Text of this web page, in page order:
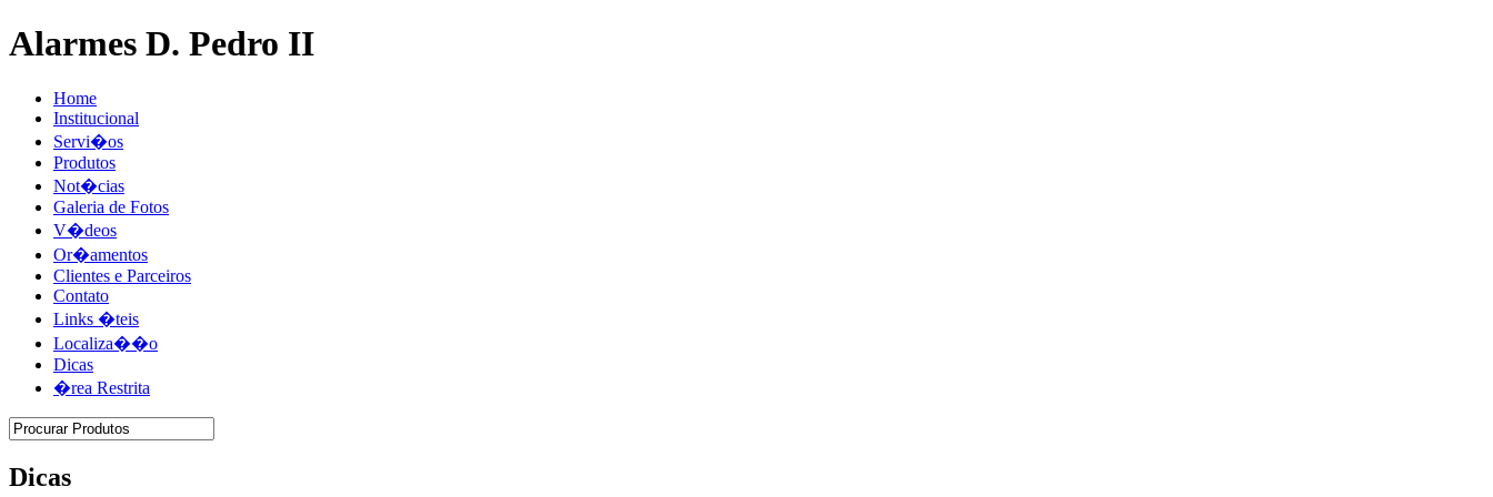
Alarmes D. Pedro II
Home
Institucional
Servi�os
Produtos
Not�cias
Galeria de Fotos
V�deos
Or�amentos
Clientes e Parceiros
Contato
Links �teis
Localiza��o
Dicas
�rea Restrita
Dicas